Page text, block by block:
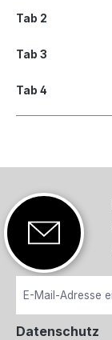
Tab 2
Tab 3
Tab 4
Datenschutz